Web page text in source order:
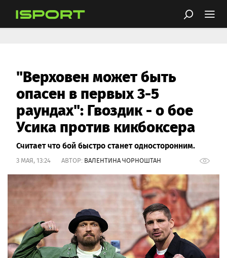
"Верховен может быть
опасен в первых 3-5
раундах": Гвоздик - о бое
Усика против кикбоксера
Считает что бой быстро станет односторонним.
3 МАЯ, 13:24 АВТОР: ВАЛЕНТИНА ЧОРНОШТАН